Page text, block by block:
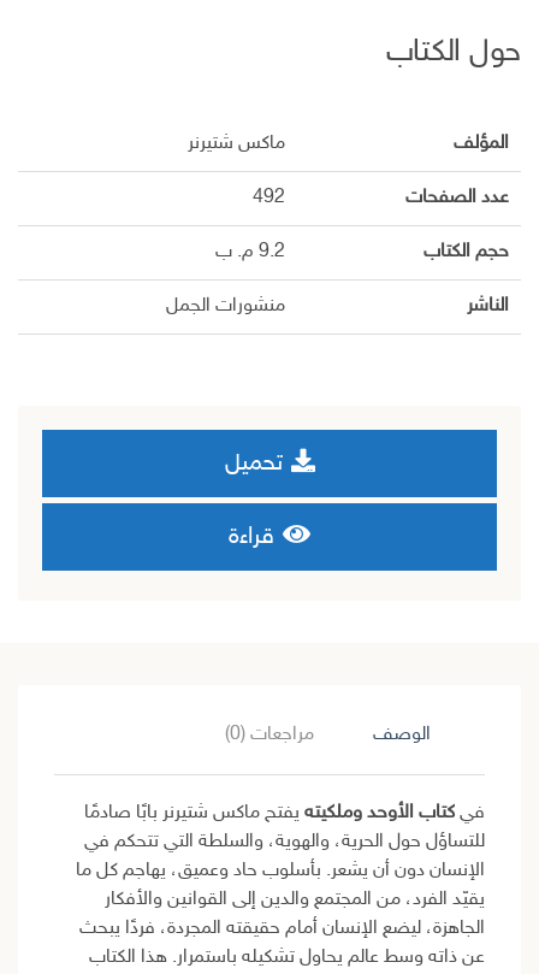
حول الكتاب
المؤلف ماكس شتيرنر
عدد الصفحات 492
حجم الكتاب 9.2 م. ب
الناشر منشورات الجمل
تحميل
قراءة
الوصف مراجعات (0)
في كتاب الأوحد وملكيته يفتح ماكس شتيرنر بابًا صادمًا
للتساؤل حول الحرية، والهوية، والسلطة التي تتحكم في
الإنسان دون أن يشعر. بأسلوب حاد وعميق، يهاجم كل ما
يقيّد الفرد، من المجتمع والدين إلى القوانين والأفكار
الجاهزة، ليضع الإنسان أمام حقيقته المجردة، فردًا يبحث
عن ذاته وسط عالم يحاول تشكيله باستمرار. هذا الكتاب